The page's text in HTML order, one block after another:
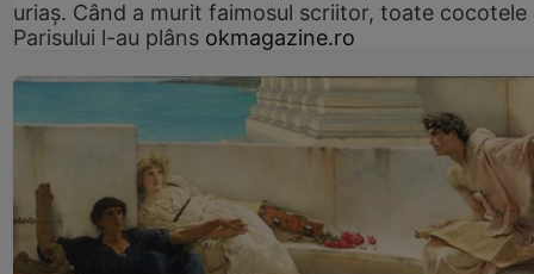
uriaș. Când a murit faimosul scriitor, toate cocotele
Parisului l-au plâns okmagazine.ro